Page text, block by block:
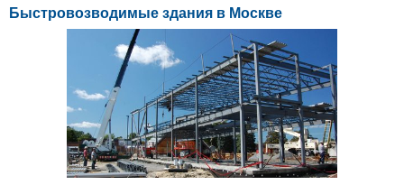
Быстровозводимые здания в Москве